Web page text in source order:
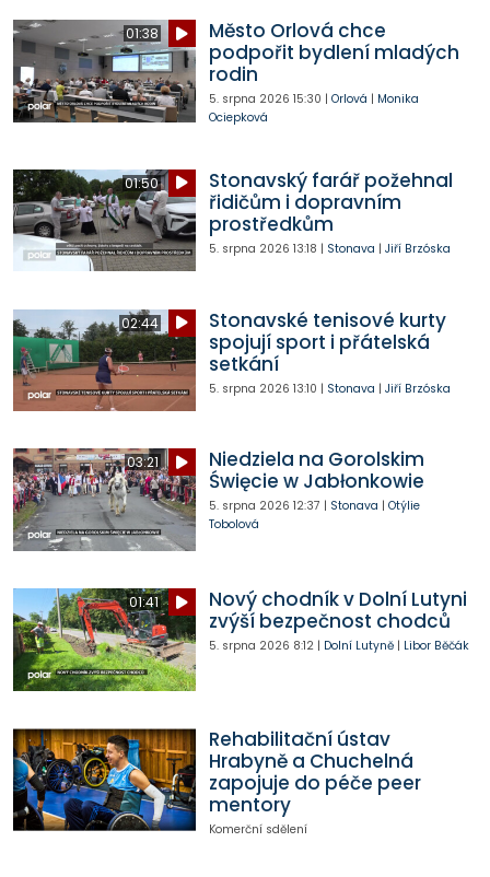
01:38
Město Orlová chce
podpořit bydlení mladých
rodin
5. srpna 2026 15:30 | Orlová | Monika
Ociepková
01:50
Stonavský farář požehnal
řidičům i dopravním
prostředkům
5. srpna 2026 13:18 | Stonava | Jiří Brzóska
02:44
Stonavské tenisové kurty
spojují sport i přátelská
setkání
5. srpna 2026 13:10 | Stonava | Jiří Brzóska
03:21
Niedziela na Gorolskim
Święcie w Jabłonkowie
5. srpna 2026 12:37 | Stonava | Otýlie
Tobolová
01:41
Nový chodník v Dolní Lutyni
zvýší bezpečnost chodců
5. srpna 2026 8:12| Dolní Lutyně| Libor Běčák
Rehabilitační ústav
Hrabyně a Chuchelná
zapojuje do péče peer
mentory
Komerční sdělení